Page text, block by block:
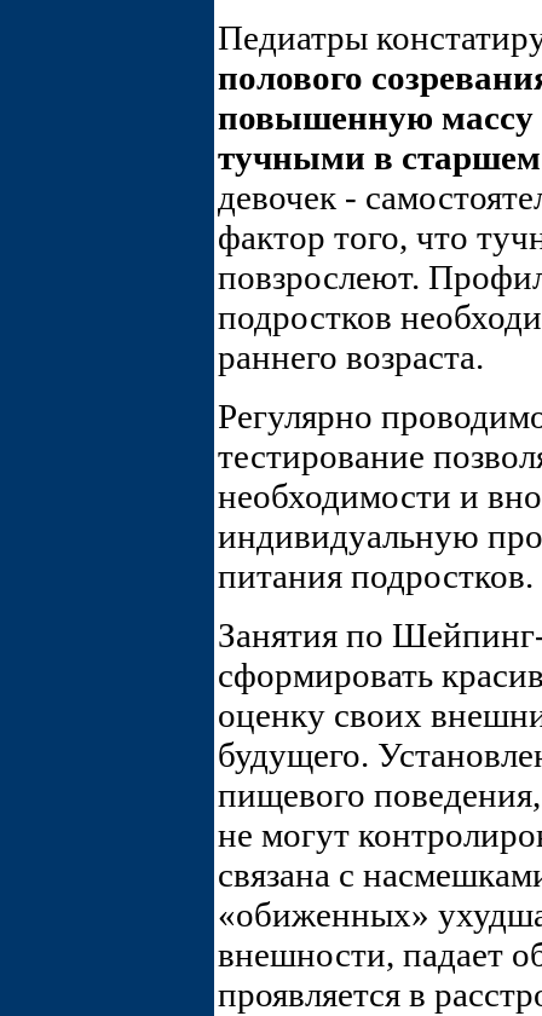
Педиатры
полового
повышенную массу
тучными в старшем
девочек -
фактор того, что
повзрослеют.
подростков
раннего возраста.
Регулярно
тестирование
необходимости и
индивидуальную
питания подростков.
Занятия по
сформировать
оценку своих
будущего.
пищевого
не могут
связана с
«обиженных»
внешности, падает
проявляется в